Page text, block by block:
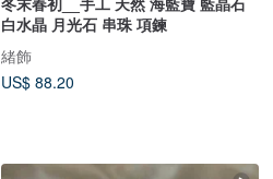
白水晶 月光石 串珠 項鍊
緒飾
US$ 88.20